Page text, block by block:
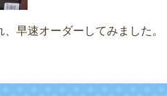
早速オーダーしてみました。